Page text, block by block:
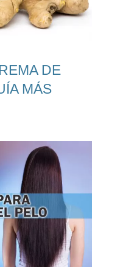
DE
MÁS